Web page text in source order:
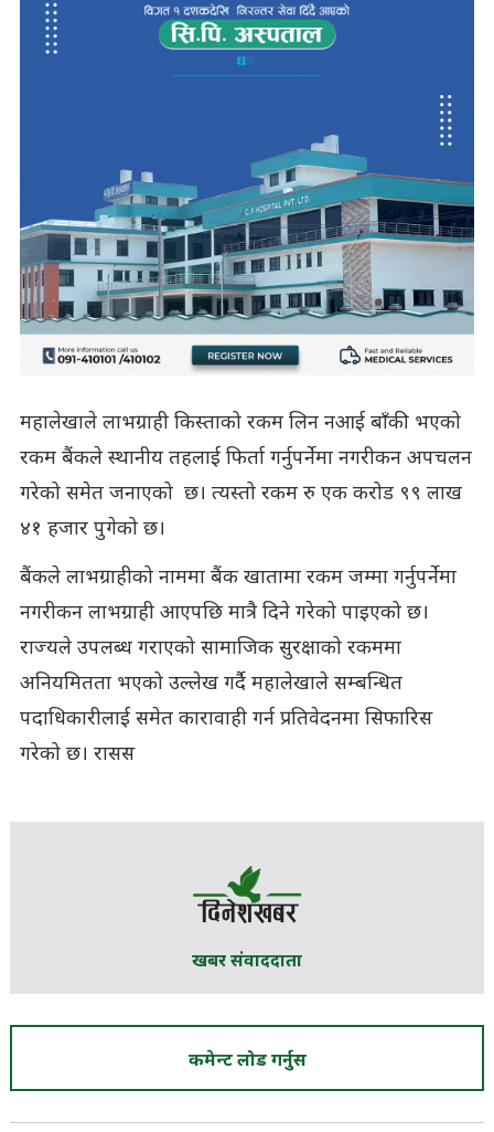
महालेखाले लाभग्राही किस्ताको रकम लिन नआई बाँकी भएको
रकम बैंकले स्थानीय तहलाई फिर्ता गर्नुपर्नेमा नगरीकन अपचलन
गरेको समेत जनाएको छ। त्यस्तो रकम रु एक करोड ९९ लाख
४१ हजार पुगेको छ।
बैंकले लाभग्राहीको नाममा बैंक खातामा रकम जम्मा गर्नुपर्नेमा
नगरीकन लाभग्राही आएपछि मात्रै दिने गरेको पाइएको छ।
राज्यले उपलब्ध गराएको सामाजिक सुरक्षाको रकममा
अनियमितता भएको उल्लेख गर्दै महालेखाले सम्बन्धित
पदाधिकारीलाई समेत कारावाही गर्न प्रतिवेदनमा सिफारिस
गरेको छ। रासस
खबर संवाददाता
कमेन्ट लोड गर्नुस